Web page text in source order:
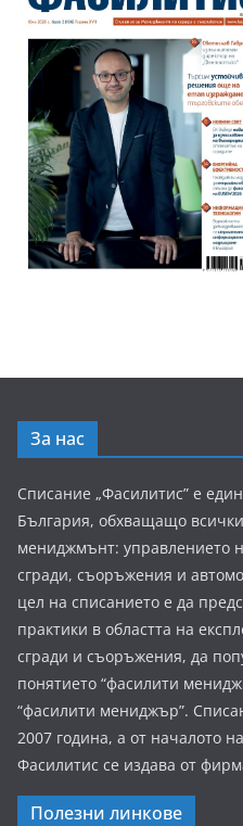
За нас
Списание „Фасилитис” е
България, обхващащо
мениджмънт: управлението
сгради, съоръжения и
цел на списанието е да
практики в областта на
сгради и съоръжения, да
понятието “фасилити
“фасилити мениджър”.
2007 година, а от началото
Фасилитис се издава от
Полезни линкове